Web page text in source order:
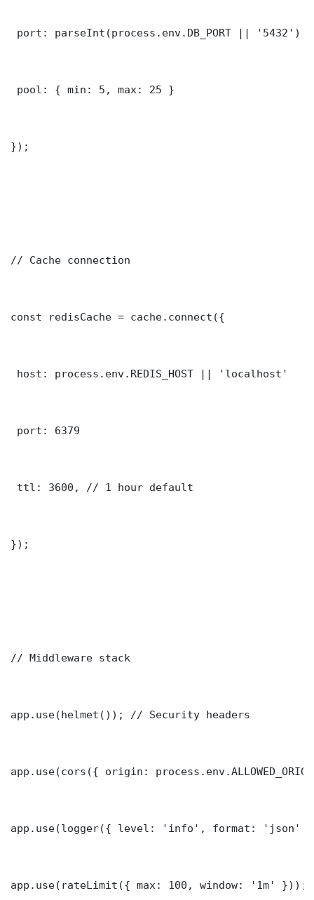
port: parseInt(process.env.DB_PORT || '5432')
pool: { min: 5, max: 25 }
});
// Cache connection
const redisCache = cache.connect({
host: process.env.REDIS_HOST || 'localhost'
port: 6379
ttl: 3600, // 1 hour default
});
// Middleware stack
app.use(helmet()); // Security headers
app.use(cors({ origin:
app.use(logger({ level: 'info', format: 'json'
app.use(rateLimit({ max: 100, window: '1m' }));